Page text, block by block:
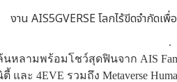
งาน AIS5GVERSE โลกไร้ขีดจำกัด
.
นหลามพร้อมโชว์สุดฟินจาก AIS
และ 4EVE รวมถึง Metaverse